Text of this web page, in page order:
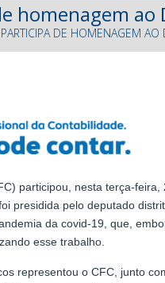
homenagem
PARTICIPA DE HOMENAGEM
participou, nesta terça-
presidida pelo deputado
da covid-19, que,
esse trabalho.
representou o CFC, junto